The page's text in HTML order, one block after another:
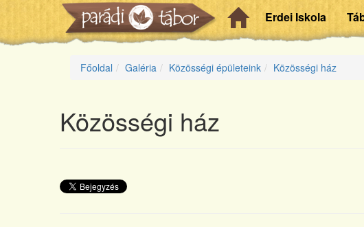
Erdei Iskola
Főoldal Galéria Közösségi épületeink Közösségi ház
Közösségi ház